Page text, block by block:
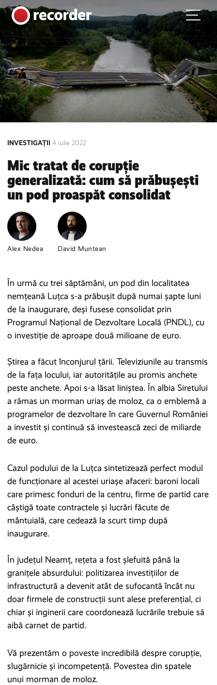
Skip to content
Main Navigation
INVESTIGAȚII 4 iulie 2022
Mic tratat de corupție
generalizată: cum să prăbușești
un pod proaspăt consolidat
Alex Nedea David Muntean
În urmă cu trei săptămâni, un pod din localitatea
nemțeană Luțca s-a prăbușit după numai șapte luni
de la inaugurare, deși fusese consolidat prin
Programul Național de Dezvoltare Locală (PNDL), cu
o investiție de aproape două milioane de euro.
Știrea a făcut înconjurul țării. Televiziunile au transmis
de la fața locului, iar autoritățile au promis anchete
peste anchete. Apoi s-a lăsat liniștea. În albia Siretului
a rămas un morman uriaș de moloz, ca o emblemă a
programelor de dezvoltare în care Guvernul României
a investit și continuă să investească zeci de miliarde
de euro.
Cazul podului de la Luțca sintetizează perfect modul
de funcționare al acestei uriașe afaceri: baroni locali
care primesc fonduri de la centru, firme de partid care
câștigă toate contractele și lucrări făcute de
mântuială, care cedează la scurt timp după
inaugurare.
În județul Neamț, rețeta a fost șlefuită până la
granițele absurdului: politizarea investițiilor de
infrastructură a devenit atât de sufocantă încât nu
doar firmele de construcții sunt alese preferențial, ci
chiar și inginerii care coordonează lucrările trebuie să
aibă carnet de partid.
Vă prezentăm o poveste incredibilă despre corupție,
slugărnicie și incompetență. Povestea din spatele
unui morman de moloz.